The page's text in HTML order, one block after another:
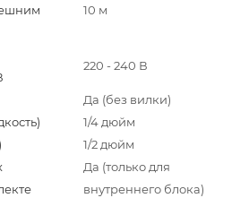
10 м
220 - 240 В
Да (без вилки)
1/4 дюйм
1/2 дюйм
Да (только для
внутреннего блока)